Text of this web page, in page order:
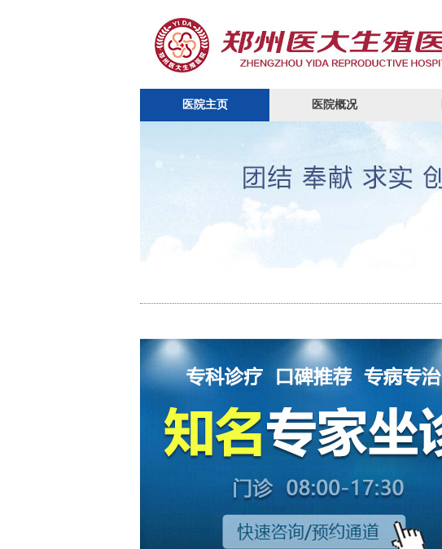
医院主页 医院概况